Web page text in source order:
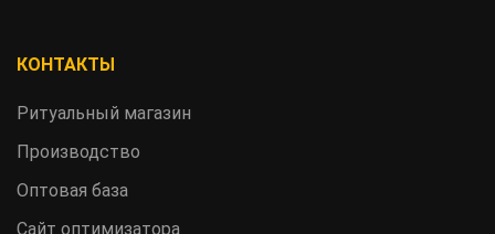
КОНТАКТЫ
Ритуальный магазин
Производство
Оптовая база
Сайт оптимизатора